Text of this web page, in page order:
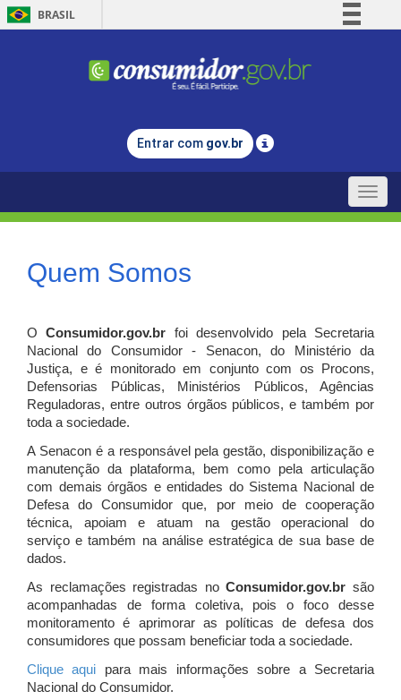
BRASIL
Comunica BR
Legislação
Entrar com gov.br
Toggle
Quem Somos
OConsumidor.gov.br
foi desenvolvido pela Secretaria
Nacional do Consumidor - Senacon, do Ministério da
Justiça, e é monitorado em conjunto com os Procons,
Defensorias Públicas, Ministérios Públicos, Agências
Reguladoras, entre outros órgãos públicos, e também por
toda a sociedade.
A Senacon é a responsável pela gestão, disponibilização e
manutenção da plataforma, bem como pela articulação
com demais órgãos e entidades do Sistema Nacional de
Defesa do Consumidor que, por meio de cooperação
técnica, apoiam e atuam na gestão operacional do
serviço e também na análise estratégica de sua base de
dados.
As reclamações registradas noConsumidor.gov.br são
acompanhadas de forma coletiva, pois o foco desse
monitoramento é aprimorar as políticas de defesa dos
consumidores que possam beneficiar toda a sociedade.
Clique aqui para mais informações sobre a Secretaria
Nacional do Consumidor.